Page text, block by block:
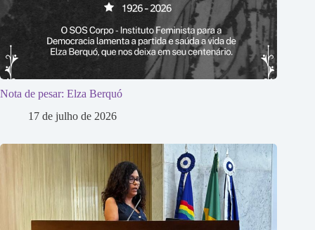
Nota de pesar: Elza Berquó
17 de julho de 2026